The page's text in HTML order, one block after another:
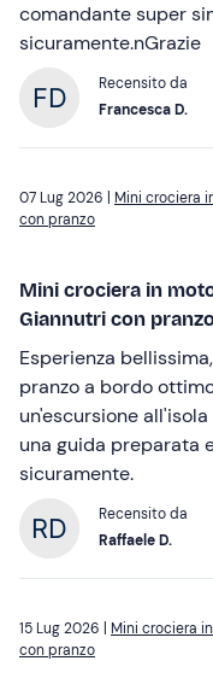
comandante super
sicuramente.nGrazie
Recensito da
Francesca D.
07 Lug 2026 | Mini crociera
con pranzo
Mini crociera in
Giannutri con
Esperienza
pranzo a bordo
un'escursione
una guida preparata
sicuramente.
Recensito da
Raffaele D.
15 Lug 2026 | Mini crociera
con pranzo